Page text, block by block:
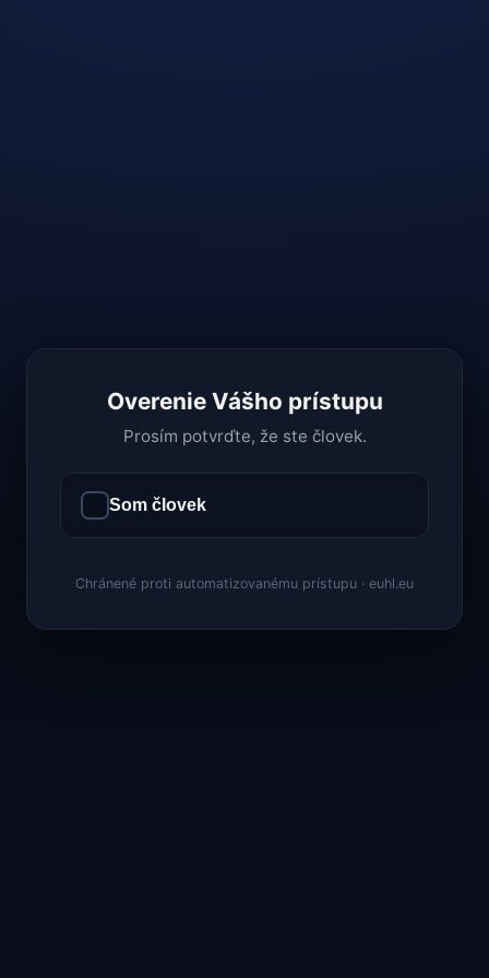
Overenie Vášho prístupu
Prosím potvrďte, že ste človek.
Som človek
Chránené proti automatizovanému prístupu · euhl.eu